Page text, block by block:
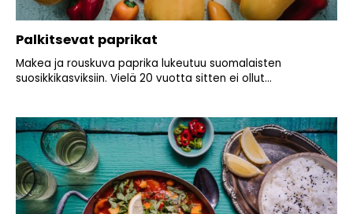
Palkitsevat paprikat
Makea ja rouskuva paprika lukeutuu suomalaisten
suosikkikasviksiin. Vielä 20 vuotta sitten ei ollut...